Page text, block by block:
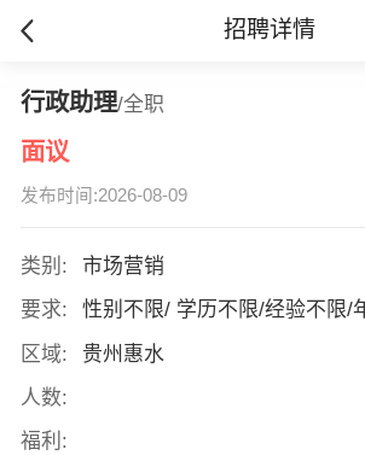
招聘详情
行政助理/全职
面议
发布时间:2026-08-09
类别:
市场营销
要求:
性别不限/ 学历不限/经验不限/
区域:
贵州惠水
人数:
福利: